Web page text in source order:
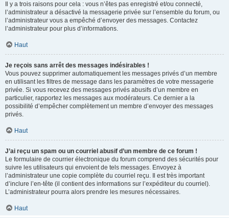
Il y a trois raisons pour cela : vous n’êtes pas enregistré et/ou connecté,
l’administrateur a désactivé la messagerie privée sur l’ensemble du forum, ou
l’administrateur vous a empêché d’envoyer des messages. Contactez
l’administrateur pour plus d’informations.
Haut
Je reçois sans arrêt des messages indésirables !
Vous pouvez supprimer automatiquement les messages privés d’un membre
en utilisant les filtres de message dans les paramètres de votre messagerie
privée. Si vous recevez des messages privés abusifs d’un membre en
particulier, rapportez les messages aux modérateurs. Ce dernier a la
possibilité d’empêcher complètement un membre d’envoyer des messages
privés.
Haut
J’ai reçu un spam ou un courriel abusif d’un membre de ce forum !
Le formulaire de courrier électronique du forum comprend des sécurités pour
suivre les utilisateurs qui envoient de tels messages. Envoyez à
l’administrateur une copie complète du courriel reçu. Il est très important
d’inclure l’en-tête (il contient des informations sur l’expéditeur du courriel).
L’administrateur pourra alors prendre les mesures nécessaires.
Haut